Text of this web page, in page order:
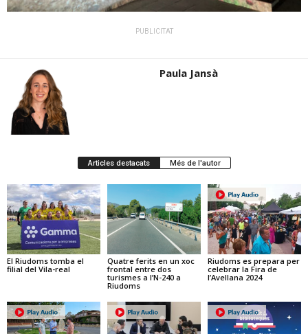
PUBLICITAT
Paula Jansà
Articles destacats Més de l'autor
El Riudoms tomba el
filial del Vila-real
Quatre ferits en un xoc
frontal entre dos
turismes a l’N-240 a
Riudoms
Riudoms es prepara per
celebrar la Fira de
l’Avellana 2024